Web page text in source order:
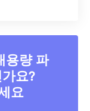
용량 파
요?
요